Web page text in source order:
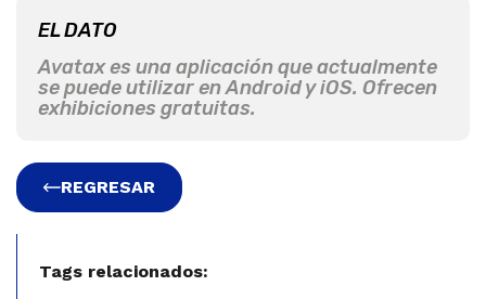
EL DATO
Avatax es una aplicación que actualmente
se puede utilizar en Android y iOS. Ofrecen
exhibiciones gratuitas.
REGRESAR
Tags relacionados: